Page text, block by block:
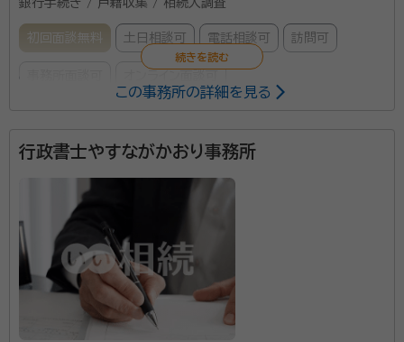
初回面談無料 土日相談可 電話相談可 訪問可
鈴木 信次
行政書士・宅地建物取引士・ファイナンシャルプランナー
に勤務し、主に生活安全警察を担当 元那須烏山警察署長
相続手続き、遺言書作成について何から始めてよいか
分からない時に、まずはご相談ください。悩みや不安を
解消するためのお手伝いをさせていただきたいと思い
ます。 また、相続が起きてからの各種調査、遺産分割協
この事務所の詳細を見る
行政書士やすながかおり事務所